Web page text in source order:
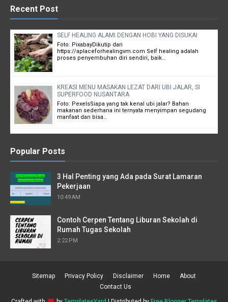
Recent Post
SELF HEALING ALAMI DENGAN HOBI YANG DISUKAI
Foto: PixabayDikutip dari
https://aplaceforhealingvm.com Self healing adalah
proses penyembuhan diri sendiri, baik…
KREASI MENU MASAKAN LEZAT DARI UBI JALAR, SI
SUPERFOOD NUSANTARA
Foto: PexelsSiapa yang tak kenal ubi jalar? Bahan
makanan sederhana ini ternyata menyimpan segudang
manfaat dan bisa…
Popular Posts
3 Hal Penting yang Ada pada Surat Lamaran
Pekerjaan
10:49 AM
Contoh Cerpen Tentang Liburan Sekolah di
Rumah Tugas Sekolah
2:22 PM
Sitemap Privacy Policy Disclaimer Home
About
Contact Us